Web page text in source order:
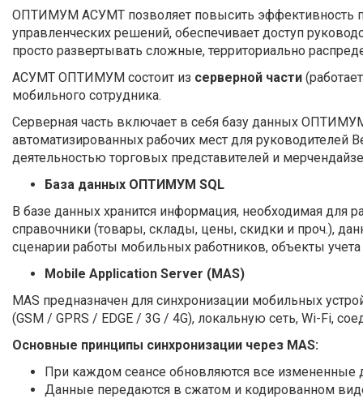
ОПТИМУМ АСУМТ позволяет повысить эффективность
управленческих решений, обеспечивает доступ
просто развертывать сложные, территориально
АСУМТ ОПТИМУМ состоит из серверной части
мобильного сотрудника.
Серверная часть включает в себя базу данных
автоматизированных рабочих мест для
деятельностью торговых представителей и
База данных ОПТИМУМ SQL
В базе данных хранится информация, необходимая для
справочники (товары, склады, цены, скидки и проч.),
сценарии работы мобильных работников, объекты
Mobile Application Server (MAS)
MAS предназначен для синхронизации мобильных
(GSM / GPRS / EDGE / 3G / 4G), локальную сеть, Wi-Fi,
Основные принципы синхронизации через MAS:
При каждом сеансе обновляются все измененные
Данные передаются в сжатом и кодированном